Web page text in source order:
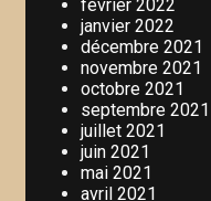
février 2022
janvier 2022
décembre 2021
novembre 2021
octobre 2021
septembre 2021
juillet 2021
juin 2021
mai 2021
avril 2021